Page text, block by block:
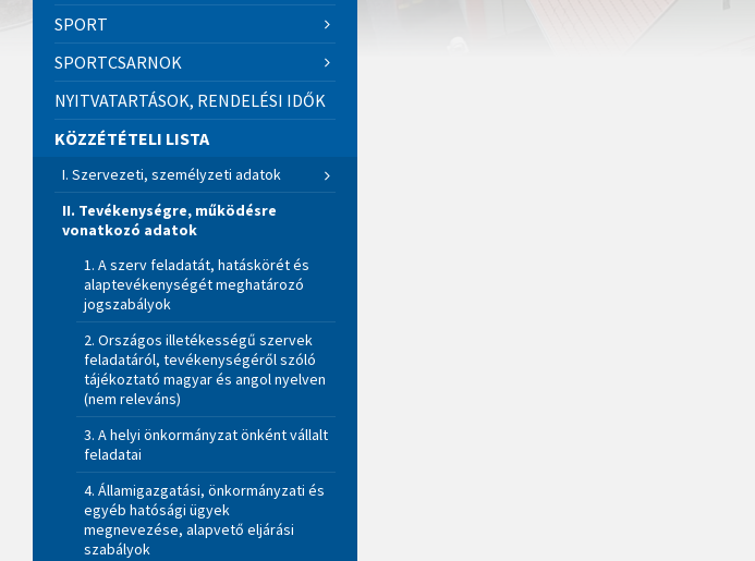
SPORT
SPORTCSARNOK
NYITVATARTÁSOK, RENDELÉSI IDŐK
KÖZZÉTÉTELI LISTA
I. Szervezeti, személyzeti adatok
II. Tevékenységre, működésre
vonatkozó adatok
1. A szerv feladatát, hatáskörét és
alaptevékenységét meghatározó
jogszabályok
2. Országos illetékességű szervek
feladatáról, tevékenységéről szóló
tájékoztató magyar és angol nyelven
(nem releváns)
3. A helyi önkormányzat önként vállalt
feladatai
4. Államigazgatási, önkormányzati és
egyéb hatósági ügyek
megnevezése, alapvető eljárási
szabályok